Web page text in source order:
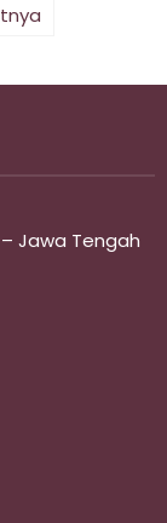
Jawa Tengah